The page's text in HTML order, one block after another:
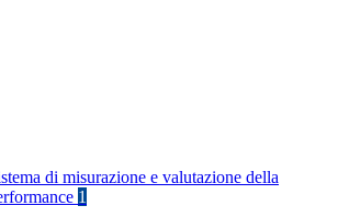
di misurazione e valutazione della
1